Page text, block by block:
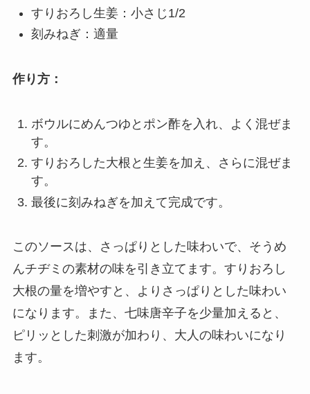
すりおろし生姜：小さじ1/2
刻みねぎ：適量
作り方：
ボウルにめんつゆとポン酢を入れ、よく混ぜま
す。
すりおろした大根と生姜を加え、さらに混ぜま
す。
最後に刻みねぎを加えて完成です。
このソースは、さっぱりとした味わいで、そうめ
んチヂミの素材の味を引き立てます。すりおろし
大根の量を増やすと、よりさっぱりとした味わい
になります。また、七味唐辛子を少量加えると、
ピリッとした刺激が加わり、大人の味わいになり
ます。